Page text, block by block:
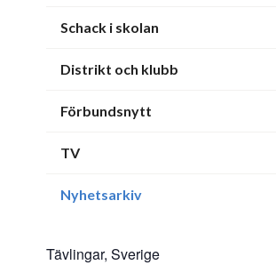
Schack i skolan
Distrikt och klubb
Förbundsnytt
TV
Nyhetsarkiv
Tävlingar, Sverige